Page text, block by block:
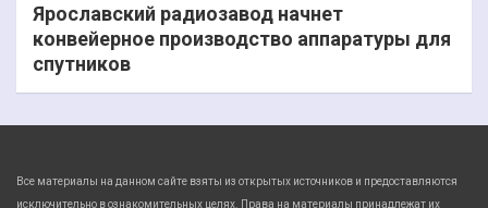
Ярославский радиозавод начнет
конвейерное производство аппаратуры для
спутников
Все материалы на данном сайте взяты из открытых источников и предоставляются
исключительно в ознакомительных целях. Права на материалы принадлежат их